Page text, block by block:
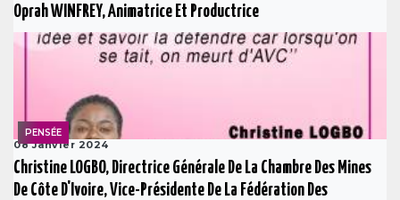
Oprah WINFREY, Animatrice Et Productrice
PENSÉE
08 Janvier 2024
Christine LOGBO, Directrice Générale De La Chambre Des Mines
De Côte D'Ivoire, Vice-Présidente De La Fédération Des